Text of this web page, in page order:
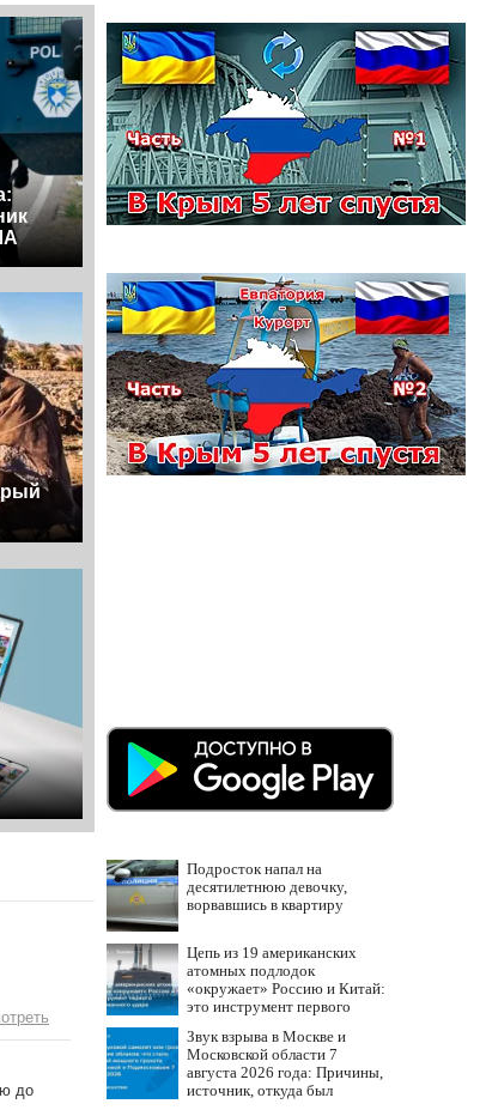
до
Подросток напал на
десятилетнюю девочку,
ворвавшись в квартиру
Цепь из 19 американских
атомных подлодок
«окружает» Россию и Китай:
это инструмент первого
Звук взрыва в Москве и
Московской области 7
августа 2026 года: Причины,
источник, откуда был